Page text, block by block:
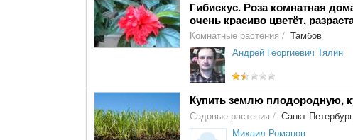
Гибискус. Роза комнатная
очень красиво цветёт,
Комнатные растения / Тамбов
Андрей Георгиевич Тялин
Купить землю плодородную,
Садовые растения / Санкт-
Михаил Романов